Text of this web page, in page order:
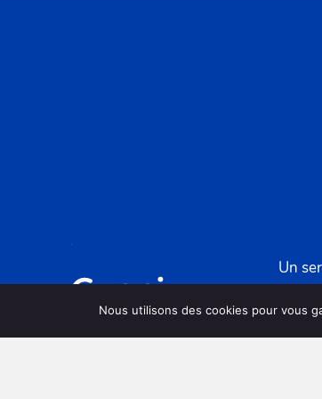
Un
4 rue
Nous utilisons des cookies pour vous